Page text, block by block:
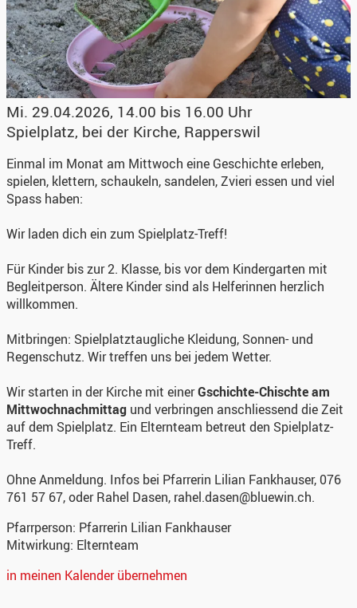
Mi. 29.04.2026, 14.00 bis 16.00 Uhr
Spielplatz, bei der Kirche, Rapperswil
Einmal im Monat am Mittwoch eine Geschichte erleben,
spielen, klettern, schaukeln, sandelen, Zvieri essen und viel
Spass haben:
Wir laden dich ein zum Spielplatz-Treff!
Für Kinder bis zur 2. Klasse, bis vor dem Kindergarten mit
Begleitperson. Ältere Kinder sind als Helferinnen herzlich
willkommen.
Mitbringen: Spielplatztaugliche Kleidung, Sonnen- und
Regenschutz. Wir treffen uns bei jedem Wetter.
Wir starten in der Kirche mit einerGschichte-Chischte am
Mittwochnachmittag und verbringen anschliessend die Zeit
auf dem Spielplatz. Ein Elternteam betreut den Spielplatz-
Treff.
Ohne Anmeldung. Infos bei Pfarrerin Lilian Fankhauser, 076
761 57 67, oder Rahel Dasen, rahel.dasen@bluewin.ch.
Pfarrperson: Pfarrerin Lilian Fankhauser
Mitwirkung: Elternteam
in meinen Kalender übernehmen